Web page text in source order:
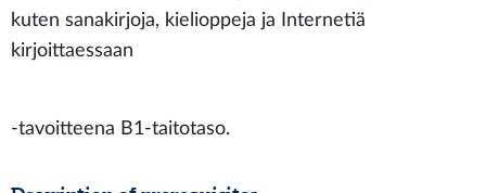
kuten sanakirjoja, kielioppeja ja Internetiä
kirjoittaessaan
-tavoitteena B1-taitotaso.